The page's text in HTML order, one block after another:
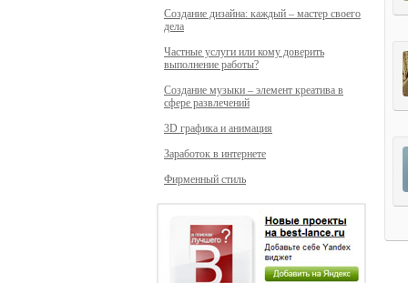
Создание дизайна: каждый – мастер своего
дела
Частные услуги или кому доверить
выполнение работы?
Создание музыки – элемент креатива в
сфере развлечений
3D графика и анимация
Заработок в интернете
Фирменный стиль